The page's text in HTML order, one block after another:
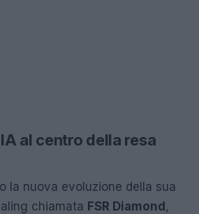
al centro della resa
la nuova evoluzione della sua
chiamata FSR Diamond,